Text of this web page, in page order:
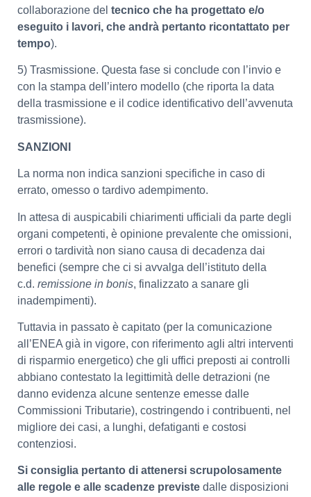
collaborazione del tecnico che ha progettato e/o
eseguito i lavori, che andrà pertanto ricontattato per
tempo).
5) Trasmissione. Questa fase si conclude con l’invio e
con la stampa dell’intero modello (che riporta la data
della trasmissione e il codice identificativo dell’avvenuta
trasmissione).
SANZIONI
La norma non indica sanzioni specifiche in caso di
errato, omesso o tardivo adempimento.
In attesa di auspicabili chiarimenti ufficiali da parte degli
organi competenti, è opinione prevalente che omissioni,
errori o tardività non siano causa di decadenza dai
benefici (sempre che ci si avvalga dell’istituto della
c.d. remissione in bonis, finalizzato a sanare gli
inadempimenti).
Tuttavia in passato è capitato (per la comunicazione
all’ENEA già in vigore, con riferimento agli altri interventi
di risparmio energetico) che gli uffici preposti ai controlli
abbiano contestato la legittimità delle detrazioni (ne
danno evidenza alcune sentenze emesse dalle
Commissioni Tributarie), costringendo i contribuenti, nel
migliore dei casi, a lunghi, defatiganti e costosi
contenziosi.
Si consiglia pertanto di attenersi scrupolosamente
alle regole e alle scadenze previste dalle disposizioni